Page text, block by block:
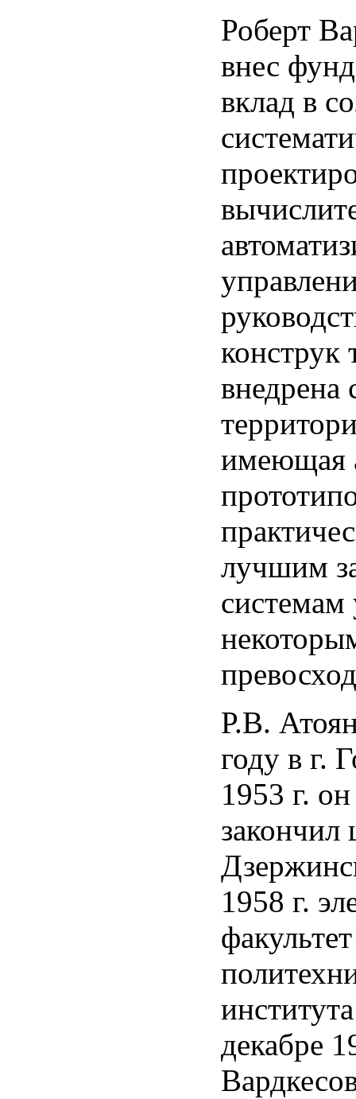
Роберт
внес
вклад в
конструк
внедрена
имеющая
лучшим
системам
Р.В.
году в г.
1953 г.
1958 г.
декабре